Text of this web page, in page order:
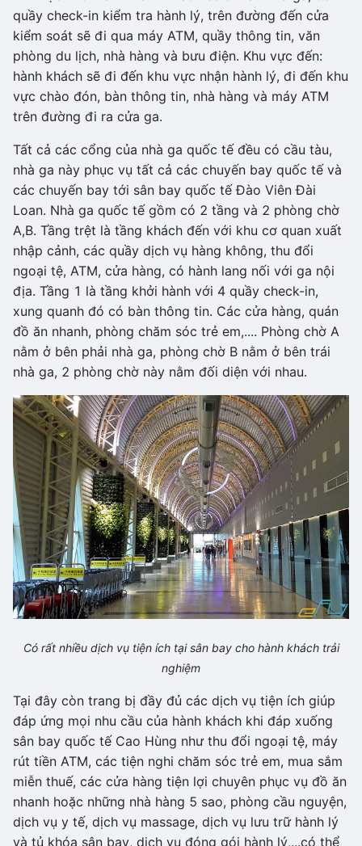
quầy check-in kiểm tra hành lý, trên đường đến cửa
kiểm soát sẽ đi qua máy ATM, quầy thông tin, văn
phòng du lịch, nhà hàng và bưu điện. Khu vực đến:
hành khách sẽ đi đến khu vực nhận hành lý, đi đến khu
vực chào đón, bàn thông tin, nhà hàng và máy ATM
trên đường đi ra cửa ga.
Tất cả các cổng của nhà ga quốc tế đều có cầu tàu,
nhà ga này phục vụ tất cả các chuyến bay quốc tế và
các chuyến bay tới sân bay quốc tế Đào Viên Đài
Loan. Nhà ga quốc tế gồm có 2 tầng và 2 phòng chờ
A,B. Tầng trệt là tầng khách đến với khu cơ quan xuất
nhập cảnh, các quầy dịch vụ hàng không, thu đổi
ngoại tệ, ATM, cửa hàng, có hành lang nối với ga nội
địa. Tầng 1 là tầng khởi hành với 4 quầy check-in,
xung quanh đó có bàn thông tin. Các cửa hàng, quán
đồ ăn nhanh, phòng chăm sóc trẻ em,.... Phòng chờ A
nằm ở bên phải nhà ga, phòng chờ B nằm ở bên trái
nhà ga, 2 phòng chờ này nằm đối diện với nhau.
Có rất nhiều dịch vụ tiện ích tại sân bay cho hành khách trải
nghiệm
Tại đây còn trang bị đầy đủ các dịch vụ tiện ích giúp
đáp ứng mọi nhu cầu của hành khách khi đáp xuống
sân bay quốc tế Cao Hùng như thu đổi ngoại tệ, máy
rút tiền ATM, các tiện nghi chăm sóc trẻ em, mua sắm
miễn thuế, các cửa hàng tiện lợi chuyên phục vụ đồ ăn
nhanh hoặc những nhà hàng 5 sao, phòng cầu nguyện,
dịch vụ y tế, dịch vụ massage, dịch vụ lưu trữ hành lý
và tủ khóa sân bay, dịch vụ đóng gói hành lý,...có thể